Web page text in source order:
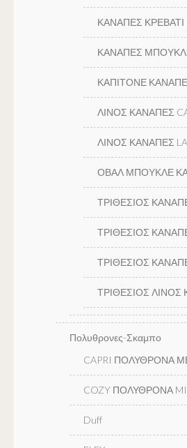
ΚΑΝΑΠΕΣ ΚΡΕΒΑΤΙ
ΚΑΝΑΠΕΣ ΜΠΟΥΚΛΕ
ΚΑΠΙΤΟΝΕ
ΛΙΝΟΣ ΚΑΝΑΠΕΣ
ΛΙΝΟΣ ΚΑΝΑΠΕΣ
ΟΒΑΛ ΜΠΟΥΚΛΕ
ΤΡΙΘΕΣΙΟΣ
ΤΡΙΘΕΣΙΟΣ
ΤΡΙΘΕΣΙΟΣ
ΤΡΙΘΕΣΙΟΣ ΛΙΝΟΣ
Πολυθρονες-Σκαμπο
CAPRI ΠΟΛΥΘΡΟΝΑ
COZY ΠΟΛΥΘΡΟΝΑ
Duff